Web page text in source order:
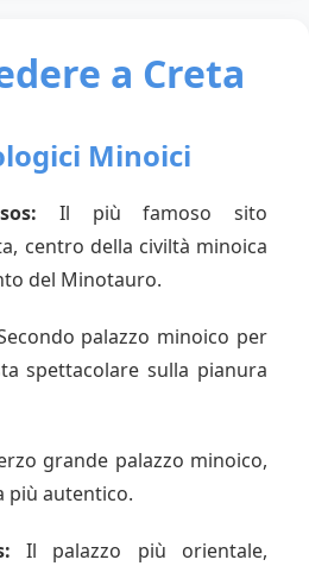
a Creta
Minoici
Il più famoso sito
centro della civiltà minoica
del Minotauro.
palazzo minoico per
spettacolare sulla pianura
grande palazzo minoico,
più autentico.
Il palazzo più orientale,